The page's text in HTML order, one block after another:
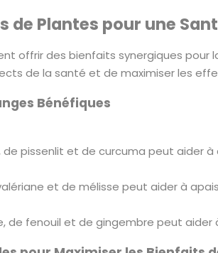
de Plantes pour une
offrir des bienfaits synergiques
de la santé et de maximiser les
Bénéfiques
pissenlit et de curcuma peut aider
et de mélisse peut aider à
de fenouil et de gingembre peut aider